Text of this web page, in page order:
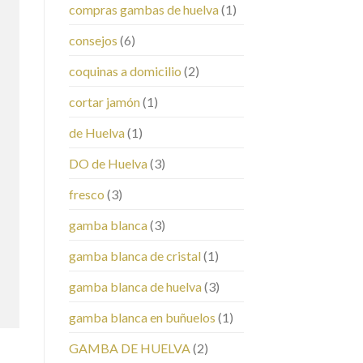
compras gambas de huelva(1)
consejos (6)
coquinas a domicilio (2)
cortar jamón(1)
de Huelva(1)
DO de Huelva(3)
fresco (3)
gamba blanca(3)
gamba blanca de cristal(1)
gamba blanca de huelva(3)
gamba blanca en buñuelos (1)
GAMBA DE HUELVA(2)